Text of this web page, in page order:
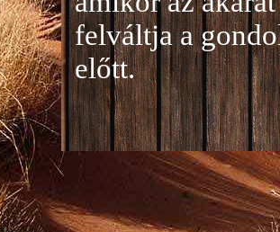
felváltja a
előtt.
Jelentkezés a